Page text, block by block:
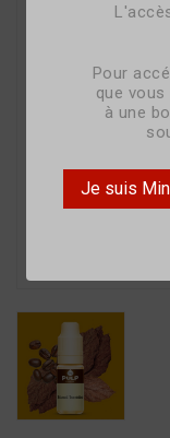
Pour
que
à une
Je suis